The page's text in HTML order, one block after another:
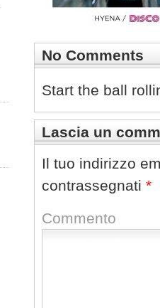
No Comments
Start the ball
Lascia un
Il tuo indirizzo
contrassegnati *
Commento